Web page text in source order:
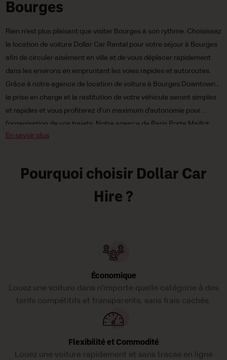
Bourges
Rien n’est plus plaisant que visiter Bourges à son rythme. Choisissez
la location de voiture Dollar Car Rental pour votre séjour à Bourges
afin de circuler aisément en ville et de vous déplacer rapidement
dans les environs en empruntant les voies rapides et autoroutes.
Grâce à notre agence de location de voiture à Bourges Downtown ,
la prise en charge et la restitution de votre véhicule seront simples
et rapides et vous profiterez d’un maximum d’autonomie pour
l’organisation de vos trajets. Notre agence de Paris Porte Maillot
Downtown vous propose un large choix de voitures : citadines,
tarifs irrésistiblement bas pour que vos déplacements à n’obèrent
pas votre budget ! Réservez votre voiture de location Dollar Car
Rental à Paris Porte Maillot Downtown dès aujourd;hui !
En savoir plus
Pourquoi choisir Dollar Car
Hire ?
Économique
Louez une voiture dans n'importe quelle catégorie à des
tarifs compétitifs et transparents, sans frais cachés.
Flexibilité et Commodité
Louez une voiture rapidement et sans tracas en ligne